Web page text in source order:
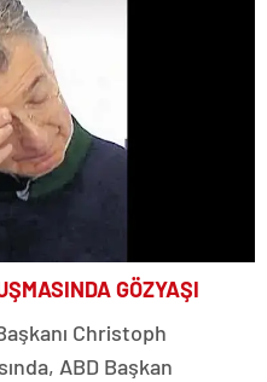
GÖZYAŞI
Christoph
ABD Başkan